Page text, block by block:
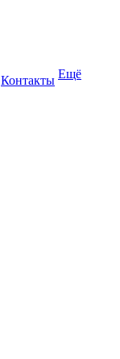
Контакты Ещё